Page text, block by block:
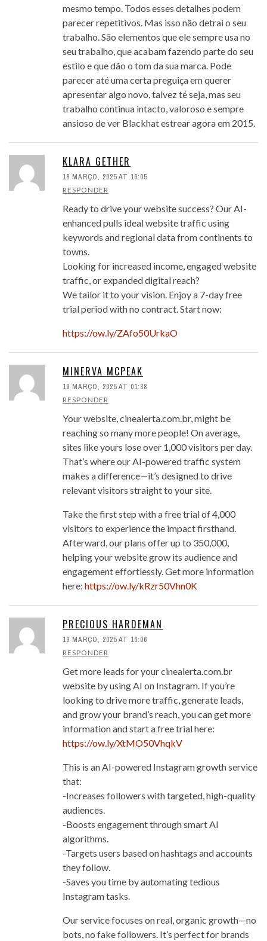
mesmo tempo. Todos esses detalhes podem
parecer repetitivos. Mas isso não detrai o seu
trabalho. São elementos que ele sempre usa no
seu trabalho, que acabam fazendo parte do seu
estilo e que dão o tom da sua marca. Pode
parecer até uma certa preguiça em querer
apresentar algo novo, talvez té seja, mas seu
trabalho continua intacto, valoroso e sempre
ansioso de ver Blackhat estrear agora em 2015.
KLARA GETHER
18 MARÇO, 2025 AT 16:05
RESPONDER
Ready to drive your website success? Our AI-
enhanced pulls ideal website traffic using
keywords and regional data from continents to
towns.
Looking for increased income, engaged website
traffic, or expanded digital reach?
We tailor it to your vision. Enjoy a 7-day free
trial period with no contract. Start now:
https://ow.ly/ZAfo50UrkaO
MINERVA MCPEAK
19 MARÇO, 2025 AT 01:38
RESPONDER
Your website, cinealerta.com.br, might be
reaching so many more people! On average,
sites like yours lose over 1,000 visitors per day.
That’s where our AI-powered traffic system
makes a difference—it’s designed to drive
relevant visitors straight to your site.
Take the first step with a free trial of 4,000
visitors to experience the impact firsthand.
Afterward, our plans offer up to 350,000,
helping your website grow its audience and
engagement effortlessly. Get more information
here: https://ow.ly/kRzr50Vhn0K
PRECIOUS HARDEMAN
19 MARÇO, 2025 AT 16:06
RESPONDER
Get more leads for your cinealerta.com.br
website by using AI on Instagram. If you’re
looking to drive more traffic, generate leads,
and grow your brand’s reach, you can get more
information and start a free trial here:
https://ow.ly/XtMO50VhqkV
This is an AI-powered Instagram growth service
that:
-Increases followers with targeted, high-quality
audiences.
-Boosts engagement through smart AI
algorithms.
-Targets users based on hashtags and accounts
they follow.
-Saves you time by automating tedious
Instagram tasks.
Our service focuses on real, organic growth—no
bots, no fake followers. It’s perfect for brands